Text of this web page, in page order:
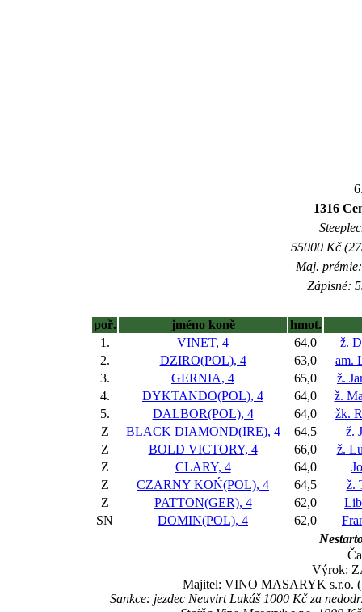
1316
55000 Kč
Maj.
Zápisné:
poř. jméno koně
hmot.
1.
VINET, 4 64,0
ž.
2.
DZIRO(POL), 4 63,0
am.
3.
GERNIA, 4 65,0
ž.
4.
DYKTANDO(POL), 4 64,0
ž.
5.
DALBOR(POL), 4 64,0
žk.
Z
BLACK DIAMOND(IRE), 4 64,5
ž.
Z
BOLD VICTORY, 4 66,0
ž.
Z
CLARY, 4 64,0
Z
CZARNY KOŃ(POL), 4 64,5
ž.
Z
PATTON(GER), 4 62,0
SN
DOMIN(POL), 4 62,0
Výrok:
Majitel: VINO MASARYK s.r.o.
Sankce: jezdec Neuvirt Lukáš 1000 Kč za